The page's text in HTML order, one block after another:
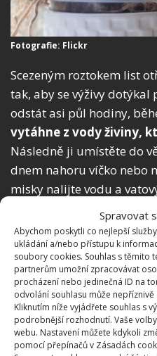
Spravovat
Abychom poskytli co nejlepší
ukládání a/nebo přístupu k
soubory cookies. Souhlas s těmito
partnerům umožní zpracovávat
procházení nebo jedinečná ID na
odvolání souhlasu může
Kliknutím níže vyjádřete souhlas s
podrobnější rozhodnutí. Vaše
webu. Nastavení můžete kdykoli
pomocí přepínačů v Zásadách
Fotografie: Flickr
Scezeným roztokem list
tak, aby se výživy dotýkal
odstát asi půl hodiny,
vytáhne z vody živiny,
Následně ji umístěte do
dnem nahoru víčko nebo
misky nalijte vodu a
mezi vodou a vrcholem
konec tampónku tak
druhém konci ji bude
zhruba do měsíce pustit